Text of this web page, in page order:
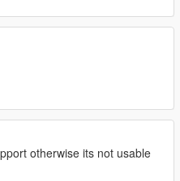
otherwise its not usable